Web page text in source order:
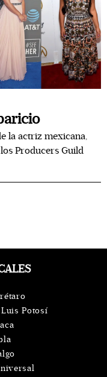
la actriz mexicana,
Producers Guild
Luis Potosí